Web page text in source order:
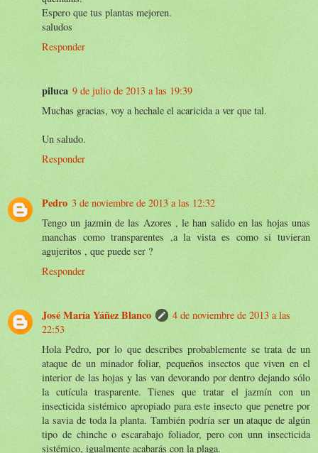
Espero que tus plantas mejoren.
saludos
Responder
piluca 9 de julio de 2013 a las 19:39
Muchas gracias, voy a hechale el acaricida a ver que tal.
Un saludo.
Responder
Pedro 3 de noviembre de 2013 a las 12:32
Tengo un jazmin de las Azores , le han salido en las hojas unas
manchas como transparentes ,a la vista es como si tuvieran
agujeritos , que puede ser ?
Responder
José María Yáñez Blanco
4 de noviembre de 2013 a las
22:53
Hola Pedro, por lo que describes probablemente se trata de un
ataque de un minador foliar, pequeños insectos que viven en el
interior de las hojas y las van devorando por dentro dejando sólo
la cutícula trasparente. Tienes que tratar el jazmín con un
insecticida sistémico apropiado para este insecto que penetre por
la savia de toda la planta. También podría ser un ataque de algún
tipo de chinche o escarabajo foliador, pero con unn insecticida
sistémico, igualmente acabarás con la plaga.